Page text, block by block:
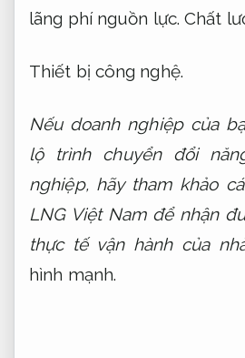
lãng phí nguồn lực. Chất
Thiết bị công nghệ.
Nếu doanh nghiệp của
lộ trình chuyển đổi
nghiệp, hãy tham khảo
LNG Việt Nam để nhận
thực tế vận hành của
hình mạnh.